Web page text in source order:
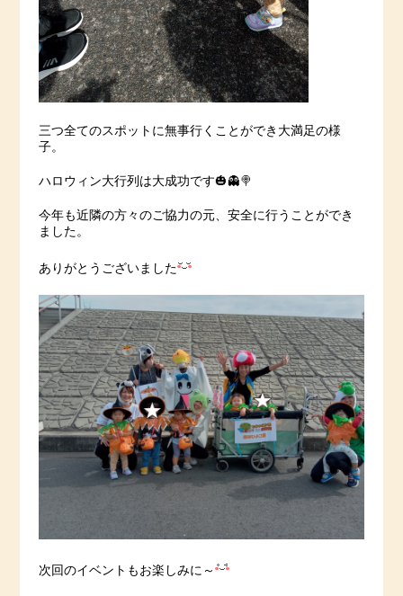
三つ全てのスポットに無事行くことができ大満足の様
子。
ハロウィン大行列は大成功です🎃👻🍭
今年も近隣の方々のご協力の元、安全に行うことができ
ました。
ありがとうございました
次回のイベントもお楽しみに～